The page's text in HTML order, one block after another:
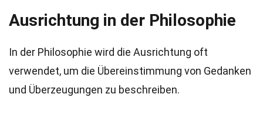
Ausrichtung in der Philosophie
In der Philosophie wird die Ausrichtung oft
verwendet, um die Übereinstimmung von Gedanken
und Überzeugungen zu beschreiben.